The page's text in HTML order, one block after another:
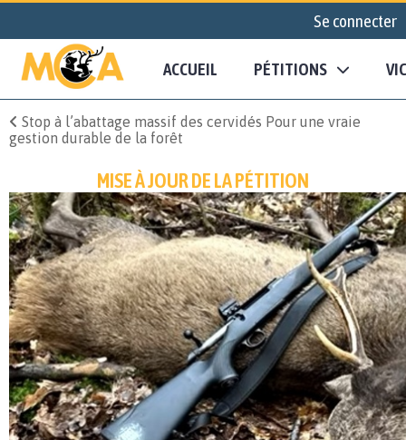
Se connecter
ACCUEIL PÉTITIONS
Stop à l’abattage massif des cervidés Pour une vraie
gestion durable de la forêt
MISE À JOUR DE LA PÉTITION